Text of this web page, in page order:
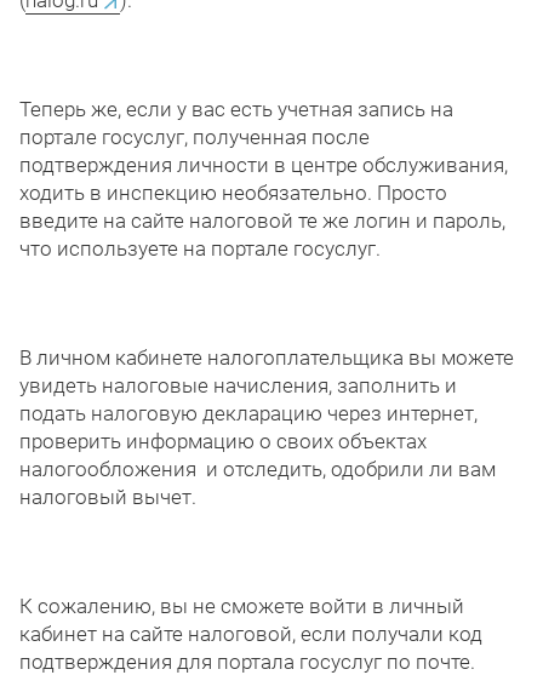
Теперь же, если у вас есть учетная запись на
портале госуслуг, полученная после
подтверждения личности в центре обслуживания,
ходить в инспекцию необязательно. Просто
введите на сайте налоговой те же логин и пароль,
что используете на портале госуслуг.
В личном кабинете налогоплательщика вы можете
увидеть налоговые начисления, заполнить и
подать налоговую декларацию через интернет,
проверить информацию о своих объектах
налогообложения и отследить, одобрили ли вам
налоговый вычет.
К сожалению, вы не сможете войти в личный
кабинет на сайте налоговой, если получали код
подтверждения для портала госуслуг по почте.